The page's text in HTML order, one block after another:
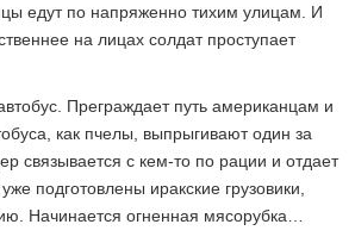
едут по напряженно тихим улицам. И
на лицах солдат проступает
Преграждает путь американцам и
как пчелы, выпрыгивают один за
связывается с кем-то по рации и отдает
подготовлены иракские грузовики,
Начинается огненная мясорубка…